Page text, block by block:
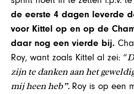
de eerste 4 dagen leverde
voor Kittel op en op de
daar nog een vierde bij.
Roy, want zoals Kittel al zei: “
zijn te danken aan het
mij heen heb”. Roy is op een